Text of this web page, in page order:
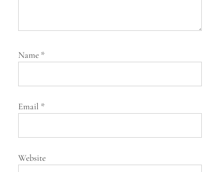
Name *
Email *
Website